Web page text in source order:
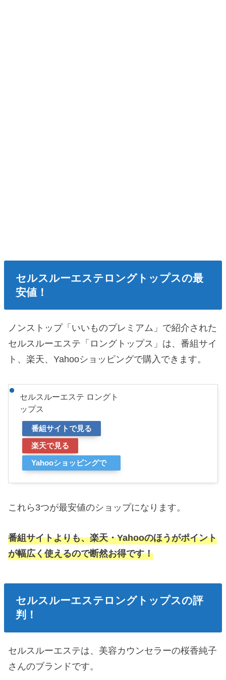
セルスルーエステロングトップスの最
安値！
ノンストップ「いいものプレミアム」で紹介された
セルスルーエステ「ロングトップス」は、番組サイ
ト、楽天、Yahooショッピングで購入できます。
セルスルーエステ ロングト
ップス
番組サイトで見る
楽天で見る
Yahooショッピングで
これら3つが最安値のショップになります。
番組サイトよりも、楽天・Yahooのほうがポイント
が幅広く使えるので断然お得です！
セルスルーエステロングトップスの評
判！
セルスルーエステは、美容カウンセラーの桜香純子
さんのブランドです。